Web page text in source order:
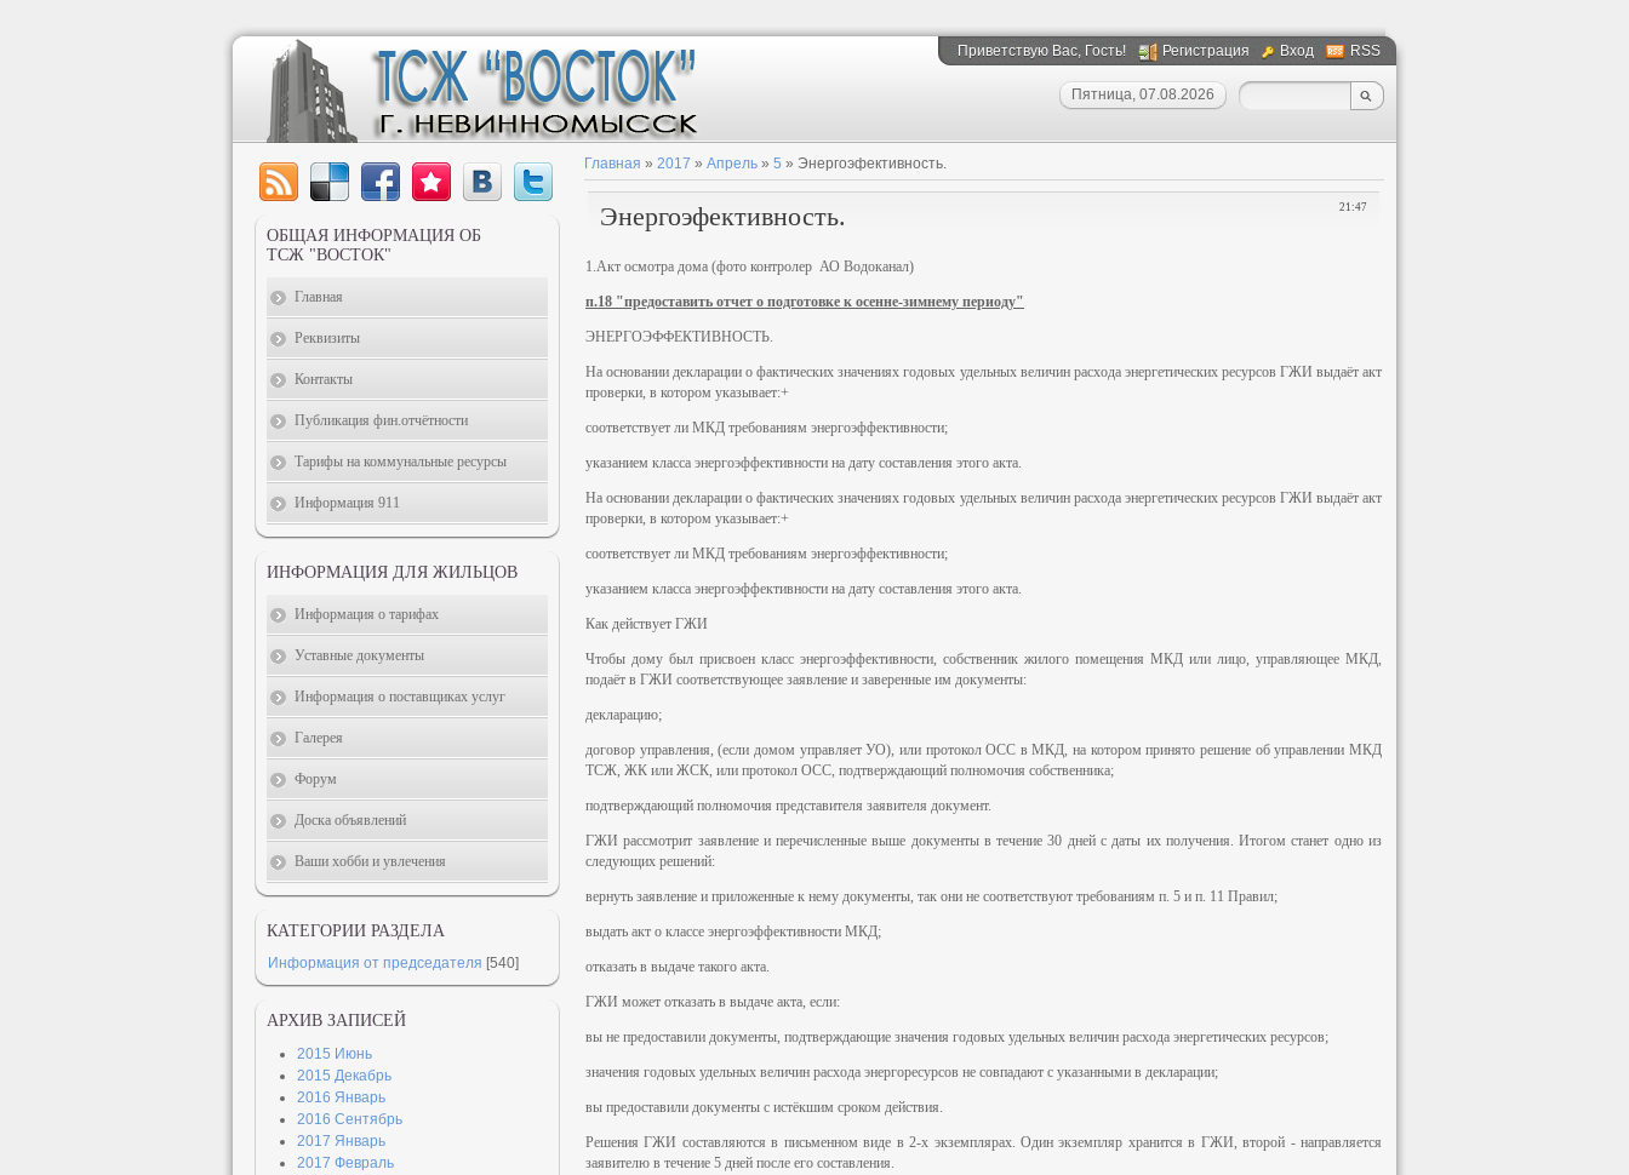
Приветствую Вас, Гость! Регистрация Вход RSS
Пятница, 07.08.2026
Главная » 2017 » Апрель » 5 » Энергоэфективность.
21:47
Энергоэфективность.
1.Акт осмотра дома (фото контролер АО Водоканал)
п.18 "предоставить отчет о подготовке к осенне-зимнему периоду"
ЭНЕРГОЭФФЕКТИВНОСТЬ.
На основании декларации о фактических значениях годовых удельных величин расхода энергетических ресурсов ГЖИ выдаёт акт
проверки, в котором указывает:+
соответствует ли МКД требованиям энергоэффективности;
указанием класса энергоэффективности на дату составления этого акта.
На основании декларации о фактических значениях годовых удельных величин расхода энергетических ресурсов ГЖИ выдаёт акт
проверки, в котором указывает:+
соответствует ли МКД требованиям энергоэффективности;
указанием класса энергоэффективности на дату составления этого акта.
Как действует ГЖИ
Чтобы дому был присвоен класс энергоэффективности, собственник жилого помещения МКД или лицо, управляющее МКД,
подаёт в ГЖИ соответствующее заявление и заверенные им документы:
декларацию;
договор управления, (если домом управляет УО), или протокол ОСС в МКД, на котором принято решение об управлении МКД
ТСЖ, ЖК или ЖСК, или протокол ОСС, подтверждающий полномочия собственника;
подтверждающий полномочия представителя заявителя документ.
ГЖИ рассмотрит заявление и перечисленные выше документы в течение 30 дней с даты их получения. Итогом станет одно из
следующих решений:
вернуть заявление и приложенные к нему документы, так они не соответствуют требованиям п. 5 и п. 11 Правил;
выдать акт о классе энергоэффективности МКД;
отказать в выдаче такого акта.
ГЖИ может отказать в выдаче акта, если:
вы не предоставили документы, подтверждающие значения годовых удельных величин расхода энергетических ресурсов;
значения годовых удельных величин расхода энергоресурсов не совпадают с указанными в декларации;
вы предоставили документы с истёкшим сроком действия.
Решения ГЖИ составляются в письменном виде в 2-х экземплярах. Один экземпляр хранится в ГЖИ, второй - направляется
заявителю в течение 5 дней после его составления.
ОБЩАЯ ИНФОРМАЦИЯ ОБ
ТСЖ "ВОСТОК"
Главная
Реквизиты
Контакты
Публикация фин.отчётности
Тарифы на коммунальные ресурсы
Информация 911
ИНФОРМАЦИЯ ДЛЯ ЖИЛЬЦОВ
Информация о тарифах
Уставные документы
Информация о поставщиках услуг
Галерея
Форум
Доска объявлений
Ваши хобби и увлечения
КАТЕГОРИИ РАЗДЕЛА
Информация от председателя [540]
АРХИВ ЗАПИСЕЙ
2015 Июнь
2015 Декабрь
2016 Январь
2016 Сентябрь
2017 Январь
2017 Февраль